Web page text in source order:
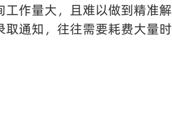
作量大，且难以做到精准解
通知，往往需要耗费大量时